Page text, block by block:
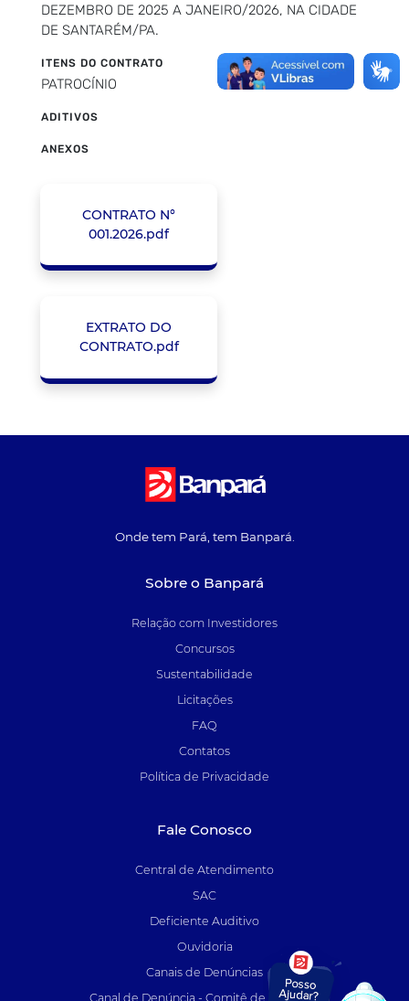
DEZEMBRO DE 2025 A JANEIRO/2026, NA CIDADE
DE SANTARÉM/PA.
ITENS DO CONTRATO
PATROCÍNIO
ADITIVOS
ANEXOS
CONTRATO N°
001.2026.pdf
EXTRATO DO
CONTRATO.pdf
Onde tem Pará, tem Banpará.
Sobre o Banpará
Relação com Investidores
Concursos
Sustentabilidade
Licitações
FAQ
Contatos
Política de Privacidade
Fale Conosco
Central de Atendimento
SAC
Deficiente Auditivo
Ouvidoria
Canais de Denúncias
Canal de Denúncia - Comitê de Auditoria